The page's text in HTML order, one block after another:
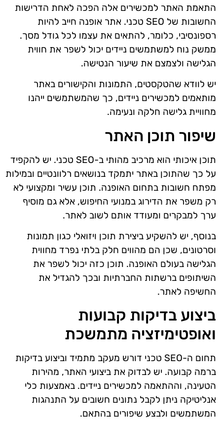
התאמת האתר למכשירים אלה הפכה לאחת הדרישות
החשובות של SEO טכני. אתר אופנה חייב להיות
רספונסיבי, כלומר, להתאים את עצמו לכל גודל מסך.
ממשק נוח למשתמשים ניידים יכול לשפר את חווית
הגלישה ולצמצם את שיעור הנטישה.
יש לוודא שהטקסטים, התמונות והקישורים באתר
מותאמים למכשירים ניידים, כך שהמשתמשים ייהנו
מחוויית גלישה חלקה ונעימה.
שיפור תוכן האתר
תוכן איכותי הוא מרכיב מהותי ב-SEO טכני. יש להקפיד
על כך שהתוכן באתר יתמקד בנושאים רלוונטיים ובמילות
מפתח חשובות בתחום האופנה. תוכן עשיר ומקצועי לא
רק משפר את הדירוג במנועי החיפוש, אלא גם מוסיף
ערך למבקרים ומעודד אותם לשוב לאתר.
בנוסף, יש להשקיע ביצירת תוכן ויזואלי כגון תמונות
וסרטונים, שכן הם מהווים חלק בלתי נפרד מחווית
הגלישה בעולם האופנה. תוכן כזה יכול לשפר את
השיתופים ברשתות החברתיות ובכך להגדיל את
החשיפה לאתר.
ביצוע בדיקות קבועות
ואופטימיזציה מתמשכת
תחום ה-SEO טכני דורש מעקב מתמיד וביצוע בדיקות
ברמה קבועה. יש לבדוק את ביצועי האתר, מהירות
הטעינה, וההתאמה למכשירים ניידים. באמצעות כלי
אנליטיקה ניתן לקבל נתונים חשובים על התנהגות
המשתמשים ולבצע שיפורים בהתאם.